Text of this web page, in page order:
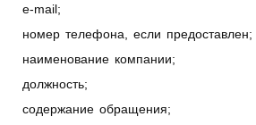
e-mail;
номер телефона, если предоставлен;
наименование компании;
должность;
содержание обращения;